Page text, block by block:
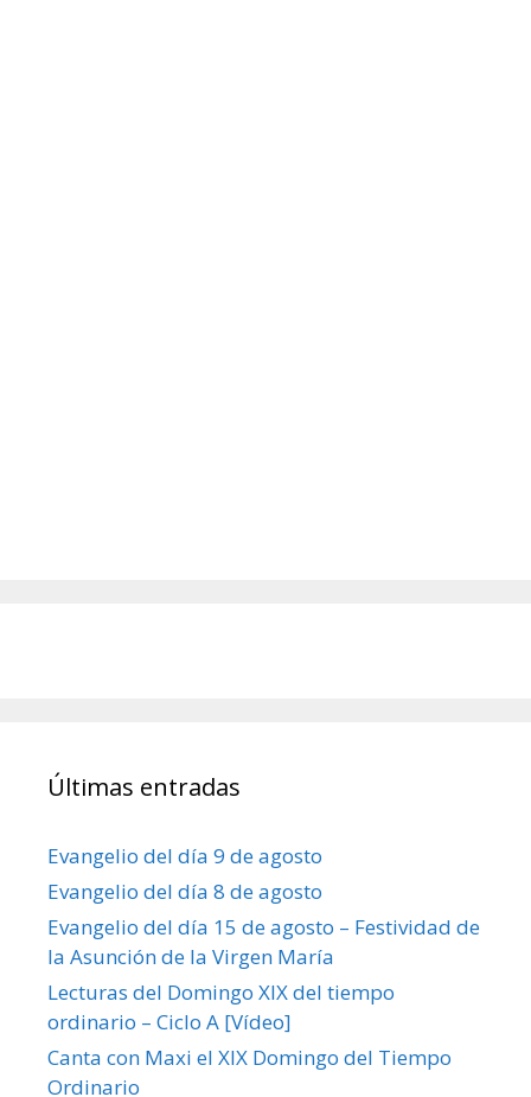
Últimas entradas
Evangelio del día 9 de agosto
Evangelio del día 8 de agosto
Evangelio del día 15 de agosto – Festividad de
la Asunción de la Virgen María
Lecturas del Domingo XIX del tiempo
ordinario – Ciclo A [Vídeo]
Canta con Maxi el XIX Domingo del Tiempo
Ordinario